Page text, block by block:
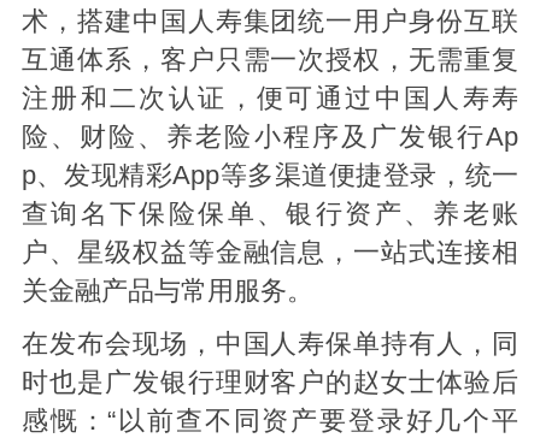
术，搭建中国人寿集团统一用户身份互联
互通体系，客户只需一次授权，无需重复
注册和二次认证，便可通过中国人寿寿
险、财险、养老险小程序及广发银行Ap
p、发现精彩App等多渠道便捷登录，统一
查询名下保险保单、银行资产、养老账
户、星级权益等金融信息，一站式连接相
关金融产品与常用服务。
在发布会现场，中国人寿保单持有人，同
时也是广发银行理财客户的赵女士体验后
感慨：“以前查不同资产要登录好几个平